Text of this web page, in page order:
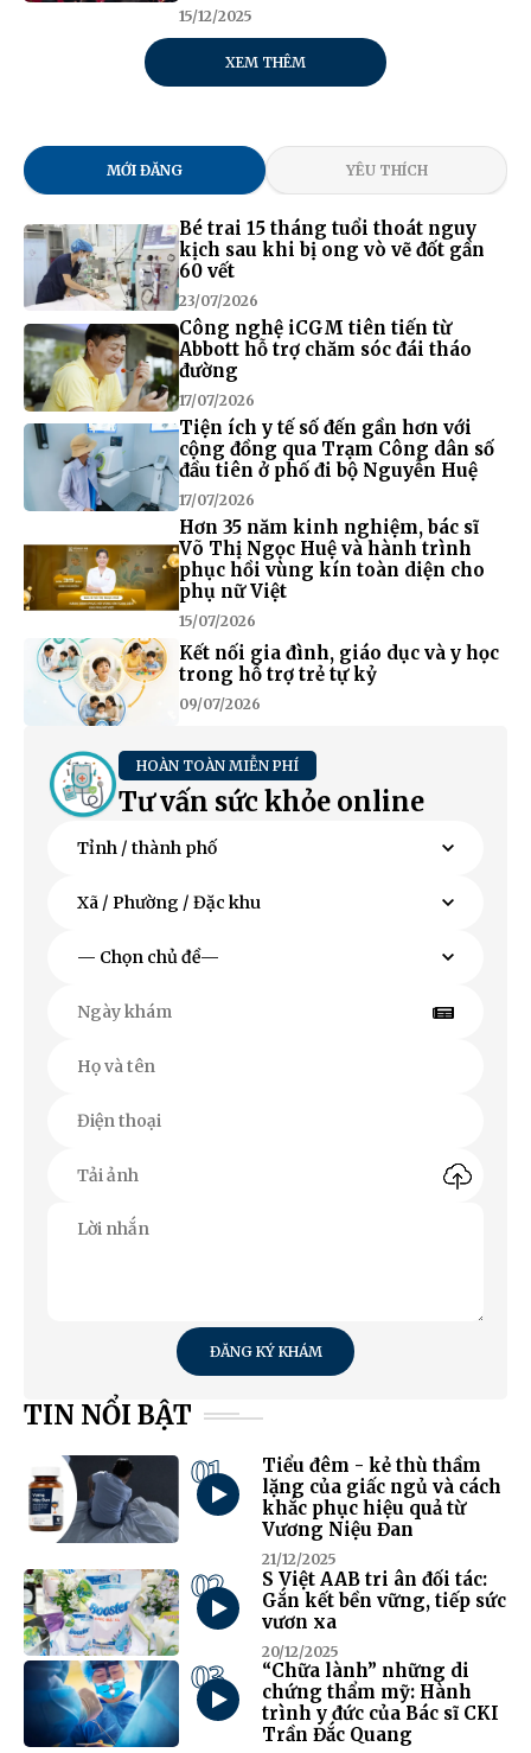
15/12/2025
XEM THÊM
MỚI ĐĂNG YÊU THÍCH
Bé trai 15 tháng tuổi thoát nguy
kịch sau khi bị ong vò vẽ đốt gần
60 vết
23/07/2026
Công nghệ iCGM tiên tiến từ
Abbott hỗ trợ chăm sóc đái tháo
đường
17/07/2026
Tiện ích y tế số đến gần hơn với
cộng đồng qua Trạm Công dân số
đầu tiên ở phố đi bộ Nguyễn Huệ
17/07/2026
Hơn 35 năm kinh nghiệm, bác sĩ
Võ Thị Ngọc Huệ và hành trình
phục hồi vùng kín toàn diện cho
phụ nữ Việt
15/07/2026
Kết nối gia đình, giáo dục và y học
trong hỗ trợ trẻ tự kỷ
09/07/2026
HOÀN TOÀN MIỄN PHÍ
Tư vấn sức khỏe online
ĐĂNG KÝ KHÁM
TIN NỔI BẬT
01
Tiểu đêm - kẻ thù thầm
lặng của giấc ngủ và cách
khắc phục hiệu quả từ
Vương Niệu Đan
21/12/2025
02
S Việt AAB tri ân đối tác:
Gắn kết bền vững, tiếp sức
vươn xa
20/12/2025
03
“Chữa lành” những di
chứng thẩm mỹ: Hành
trình y đức của Bác sĩ CKI
Trần Đắc Quang